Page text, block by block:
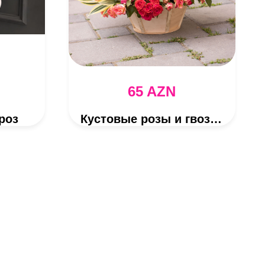
65 AZN
Кустовые розы и гвоздики